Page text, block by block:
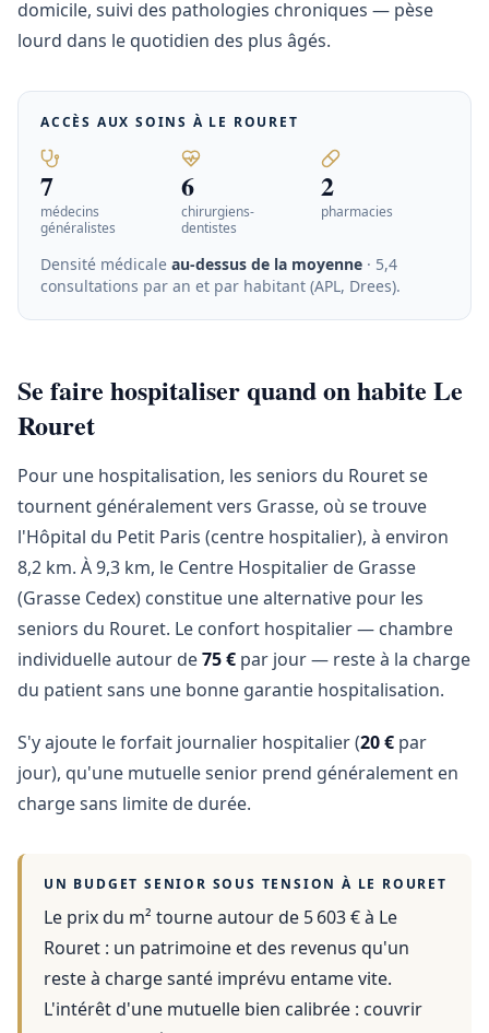
domicile, suivi des pathologies chroniques — pèse
lourd dans le quotidien des plus âgés.
ACCÈS AUX SOINS À LE ROURET
7
médecins
généralistes
6
chirurgiens-
dentistes
2
pharmacies
Densité médicale au-dessus de la moyenne · 5,4
consultations par an et par habitant (APL, Drees).
Se faire hospitaliser quand on habite Le
Rouret
Pour une hospitalisation, les seniors du Rouret se
tournent généralement vers Grasse, où se trouve
l'Hôpital du Petit Paris (centre hospitalier), à environ
8,2 km. À 9,3 km, le Centre Hospitalier de Grasse
(Grasse Cedex) constitue une alternative pour les
seniors du Rouret. Le confort hospitalier — chambre
individuelle autour de75 € par jour — reste à la charge
du patient sans une bonne garantie hospitalisation.
S'y ajoute le forfait journalier hospitalier (20 € par
jour), qu'une mutuelle senior prend généralement en
charge sans limite de durée.
UN BUDGET SENIOR SOUS TENSION À LE ROURET
Le prix du m² tourne autour de 5 603 €à Le
Rouret : un patrimoine et des revenus qu'un
reste à charge santé imprévu entame vite.
L'intérêt d'une mutuelle bien calibrée : couvrir